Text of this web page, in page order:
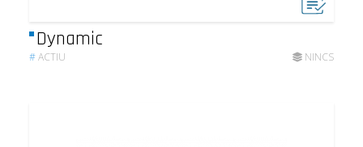
Dynamic
#ACTIU NINCS